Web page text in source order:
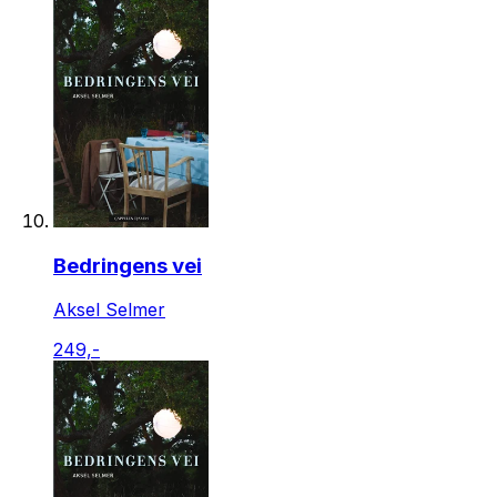
Bedringens vei
Aksel Selmer
249,-